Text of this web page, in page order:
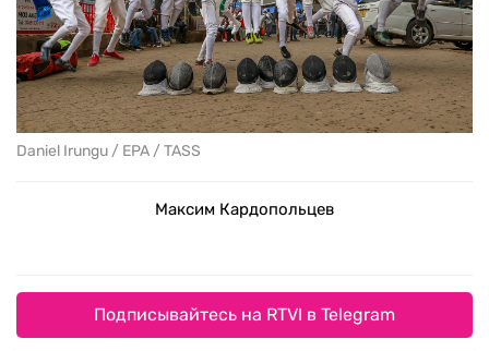
Daniel Irungu / EPA / TASS
Максим Кардопольцев
Подписывайтесь на RTVI в Telegram